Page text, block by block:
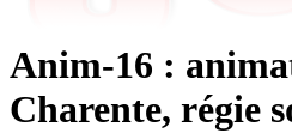
Anim-16 :
Charente, régie